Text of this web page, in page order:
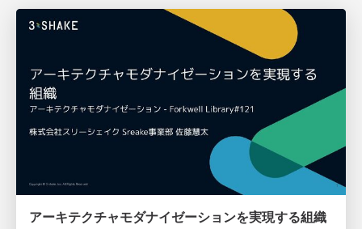
アーキテクチャモダナイゼーションを実現する組織